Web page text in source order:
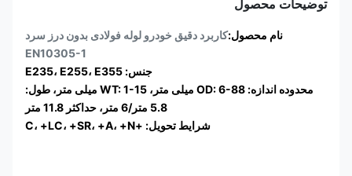
توضیحات محصول
نام محصول:کاربرد دقیق خودرو لوله فولادی بدون درز سرد
EN10305-1
جنس: E235، E255، E355
محدوده اندازه: OD: 6-88 میلی متر، WT: 1-15 میلی متر، طول:
5.8 متر/6 متر، حداکثر 11.8 متر
شرایط تحویل: +C، +LC، +SR، +A، +N